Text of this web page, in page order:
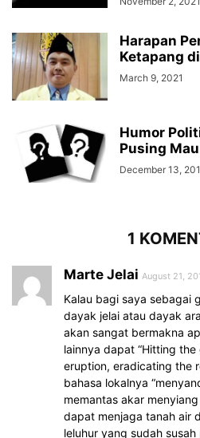
Harapan
Ketapang
March 9, 2021
Humor
Pusing
December 13,
1
Marte Jelai August 21,
Kalau bagi saya sebagai
dayak jelai atau dayak
akan sangat bermakna
lainnya dapat “Hitting
eruption, eradicating the
bahasa lokalnya
memantas akar
dapat menjaga tanah air
leluhur yang sudah